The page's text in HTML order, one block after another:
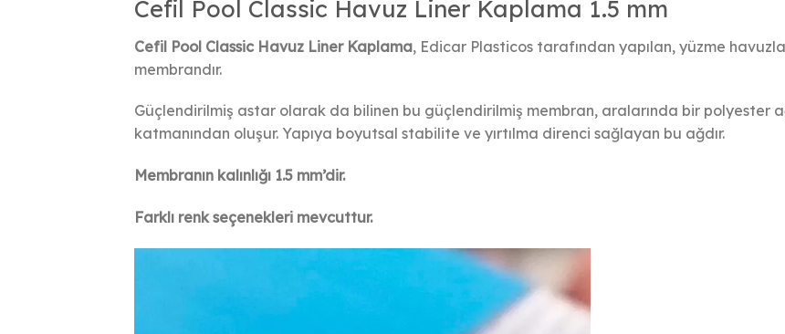
Cefil Pool Classic Havuz Liner Kaplama 1.5 mm
Cefil Pool Classic Havuz Liner Kaplama, Edicar Plasticos tarafından yapılan, yüzme
membrandır.
Güçlendirilmiş astar olarak da bilinen bu güçlendirilmiş membran, aralarında bir polyester
katmanından oluşur. Yapıya boyutsal stabilite ve yırtılma direnci sağlayan bu ağdır.
Membranın kalınlığı 1.5 mm’dir.
Farklı renk seçenekleri mevcuttur.